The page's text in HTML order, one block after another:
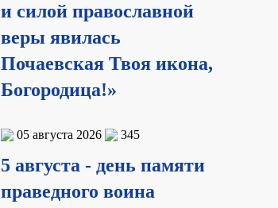
и силой православной
веры явилась
Почаевская Твоя икона,
Богородица!»
05 августа 2026 345
5 августа - день памяти
праведного воина